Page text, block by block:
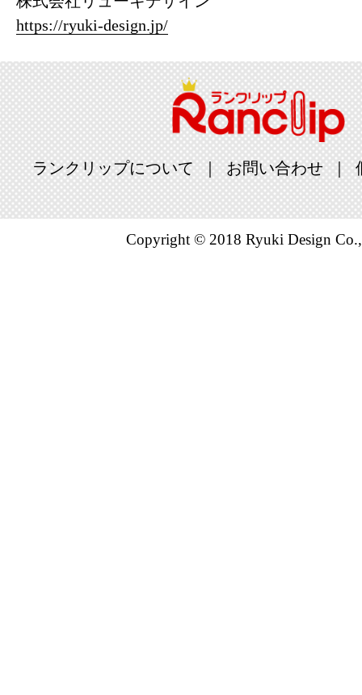
https://ryuki-design.jp/
ランクリップについて お問い合わせ
Copyright © 2018 Ryuki Design